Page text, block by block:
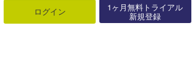
ログイン 1ヶ月無料トライアル
新規登録